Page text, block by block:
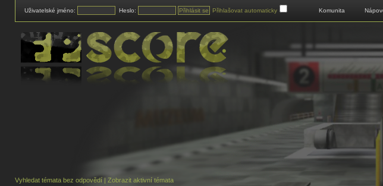
Uživatelské jméno: Heslo: Přihlašovat automaticky Komunita
Vyhledat témata bez odpovědí | Zobrazit aktivní témata